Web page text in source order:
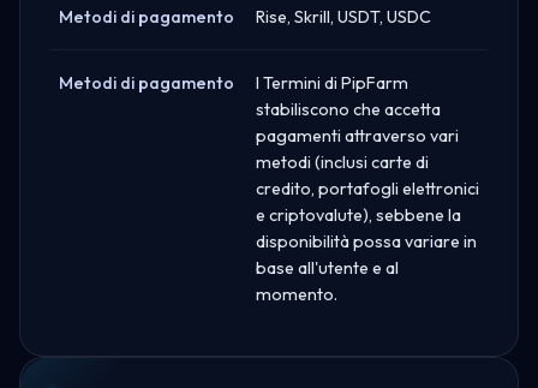
Metodi di pagamento Rise, Skrill, USDT, USDC
Metodi di pagamento
I Termini di PipFarm
stabiliscono che accetta
pagamenti attraverso vari
metodi (inclusi carte di
credito, portafogli elettronici
e criptovalute), sebbene la
disponibilità possa variare in
base all'utente e al
momento.